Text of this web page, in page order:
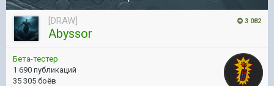
3 082
[DRAW]
Abyssor
Бета-тестер
1 690 публикаций
35 305 боёв